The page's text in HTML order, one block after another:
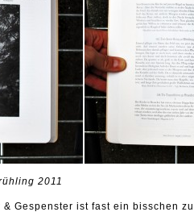
2011
Gespenster ist fast ein bisschen